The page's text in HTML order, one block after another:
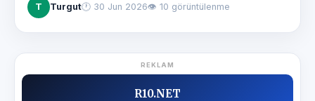
T Turgut🕐 30 Jun 2026👁 10 görüntülenme
REKLAM
R10.NET